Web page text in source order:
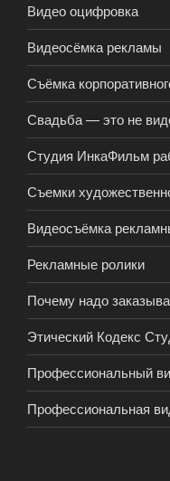
Видео оцифровка
Видеосёмка рекламы
Съёмка
Свадьба — это не
Студия ИнкаФильм
Съемки
Видеосъёмка
Рекламные ролики
Почему надо
Этический Кодекс
Профессиональный
Профессиональная